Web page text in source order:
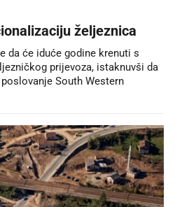
željeznica
da će iduće godine krenuti s
prijevoza, istaknuvši da
South Western